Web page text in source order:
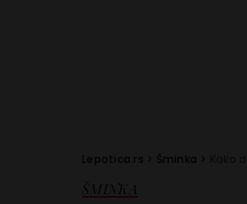
Lepotica.rs > Šminka >
ŠMINKA